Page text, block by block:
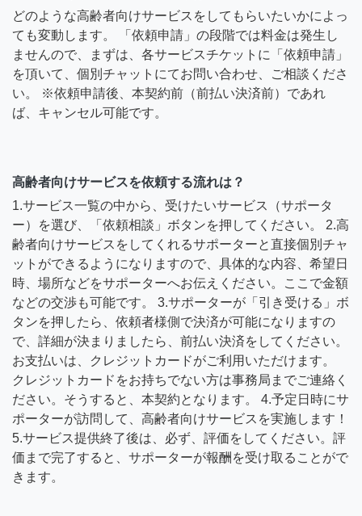
どのような高齢者向けサービスをしてもらいたいかによっ
ても変動します。 「依頼申請」の段階では料金は発生し
ませんので、まずは、各サービスチケットに「依頼申請」
を頂いて、個別チャットにてお問い合わせ、ご相談くださ
い。 ※依頼申請後、本契約前（前払い決済前）であれ
ば、キャンセル可能です。
高齢者向けサービスを依頼する流れは？
1.サービス一覧の中から、受けたいサービス（サポータ
ー）を選び、「依頼相談」ボタンを押してください。 2.高
齢者向けサービスをしてくれるサポーターと直接個別チャ
ットができるようになりますので、具体的な内容、希望日
時、場所などをサポーターへお伝えください。ここで金額
などの交渉も可能です。 3.サポーターが「引き受ける」ボ
タンを押したら、依頼者様側で決済が可能になりますの
で、詳細が決まりましたら、前払い決済をしてください。
お支払いは、クレジットカードがご利用いただけます。
クレジットカードをお持ちでない方は事務局までご連絡く
ださい。そうすると、本契約となります。 4.予定日時にサ
ポーターが訪問して、高齢者向けサービスを実施します！
5.サービス提供終了後は、必ず、評価をしてください。評
価まで完了すると、サポーターが報酬を受け取ることがで
きます。